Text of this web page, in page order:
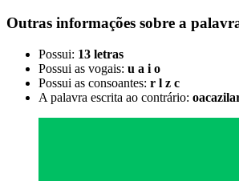
Outras informações sobre a
Possui: 13 letras
Possui as vogais: u a i o
Possui as consoantes: r l z c
A palavra escrita ao contrário: